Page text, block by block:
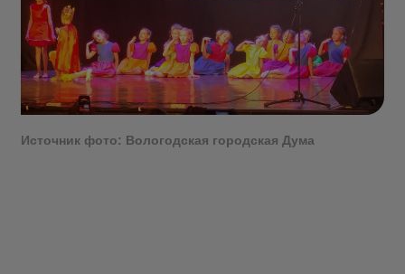
Источник фото: Вологодская городская Дума